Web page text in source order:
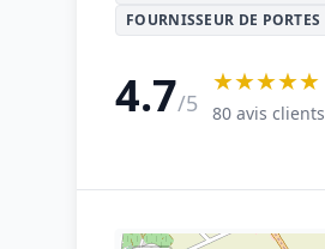
FOURNISSEUR DE PORTES
4.7/5
★★★★★
80 avis clients